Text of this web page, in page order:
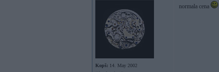
Kopš: 14. May 2002
normala cena